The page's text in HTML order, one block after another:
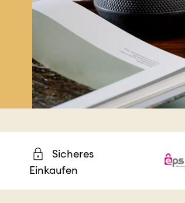
Sicheres
Einkaufen